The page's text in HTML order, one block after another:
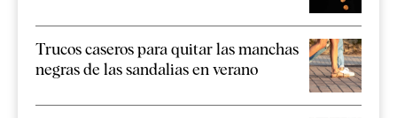
Trucos caseros para quitar las manchas
negras de las sandalias en verano